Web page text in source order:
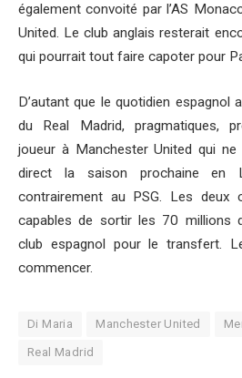
également convoité par l’AS
United. Le club anglais resterait
qui pourrait tout faire capoter pour
D’autant que le quotidien espagnol
du Real Madrid, pragmatiques,
joueur à Manchester United qui
direct la saison prochaine en
contrairement au PSG. Les
capables de sortir les 70 millions
club espagnol pour le transfert.
commencer.
Di Maria Manchester United
Real Madrid